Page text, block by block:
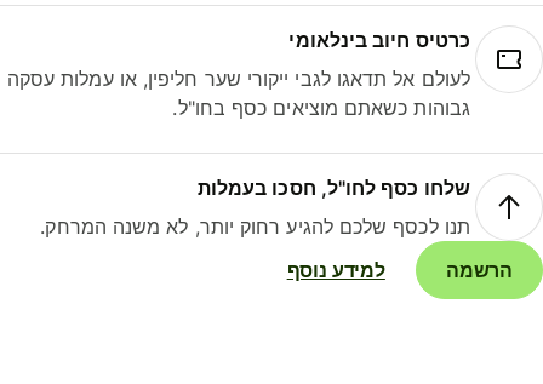
כרטיס חיוב בינלאומי
לעולם אל תדאגו לגבי ייקורי שער חליפין, או עמלות עסקה
גבוהות כשאתם מוציאים כסף בחו"ל.
שלחו כסף לחו"ל, חסכו בעמלות
תנו לכסף שלכם להגיע רחוק יותר, לא משנה המרחק.
הרשמה
למידע נוסף